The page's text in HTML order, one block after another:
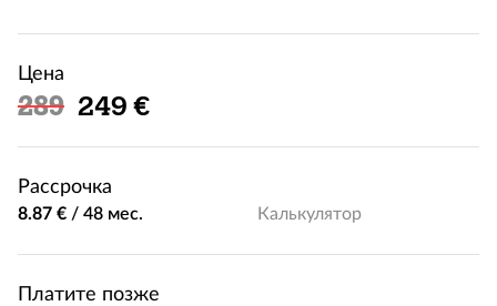
Цена
289 Льготная цена
249 €
Рассрочка
8.87 € / 48 мес. Калькулятор
Платите позже